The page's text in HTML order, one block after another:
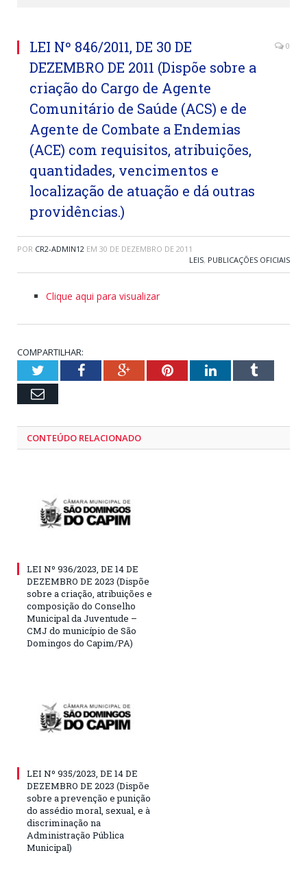
LEI Nº 846/2011, DE 30 DE
DEZEMBRO DE 2011 (Dispõe sobre a
criação do Cargo de Agente
Comunitário de Saúde (ACS) e de
Agente de Combate a Endemias
(ACE) com requisitos, atribuições,
quantidades, vencimentos e
localização de atuação e dá outras
providências.)
0
POR CR2-ADMIN12 EM 30 DE DEZEMBRO DE 2011
LEIS, PUBLICAÇÕES OFICIAIS
Clique aqui para visualizar
COMPARTILHAR:
TwitterFacebookGoogle+PinterestLinkedInTumblr
Email
CONTEÚDO RELACIONADO
LEI Nº 936/2023, DE 14 DE
DEZEMBRO DE 2023 (Dispõe
sobre a criação, atribuições e
composição do Conselho
Municipal da Juventude –
CMJ do município de São
Domingos do Capim/PA)
LEI Nº 935/2023, DE 14 DE
DEZEMBRO DE 2023 (Dispõe
sobre a prevenção e punição
do assédio moral, sexual, e à
discriminação na
Administração Pública
Municipal)